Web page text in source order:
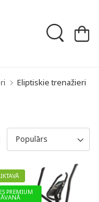
Eliptiskie trenažieri
PREMIUM